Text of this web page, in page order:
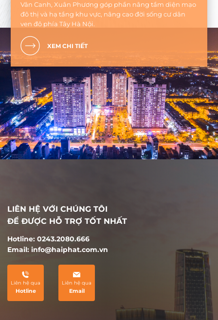
Vân Canh, Xuân Phương góp phần nâng tầm diện mạo
đô thị và hạ tầng khu vực, nâng cao đời sống cư dân
ven đô phía Tây Hà Nội.
XEM CHI TIẾT
LIÊN HỆ VỚI CHÚNG TÔI
ĐỂ ĐƯỢC HỖ TRỢ TỐT NHẤT
Hotline: 0243.2080.666
Email: info@haiphat.com.vn
Liên hệ qua
Hotline
Liên hệ qua
Email